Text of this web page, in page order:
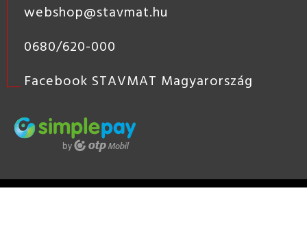
webshop@stavmat.hu
0680/620-000
Facebook STAVMAT Magyarország